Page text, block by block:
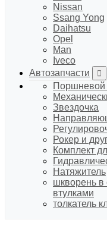
Nissan
Ssang Yong
Daihatsu
Opel
Man
Iveco
Автозапчасти
Поршневой
Звездочка
Рокер и
Комплект
Натяжитель
шкворень в
втулками
толкатель